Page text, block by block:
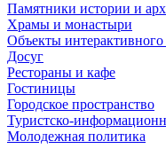
Памятники истории и
Храмы и монастыри
Объекты интерактивного
Досуг
Рестораны и кафе
Гостиницы
Городское пространство
Туристско-
Молодежная политика